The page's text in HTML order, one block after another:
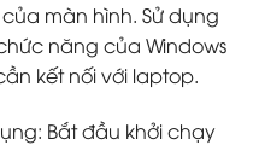
màn hình. Sử dụng
năng của Windows
kết nối với laptop.
Bắt đầu khởi chạy